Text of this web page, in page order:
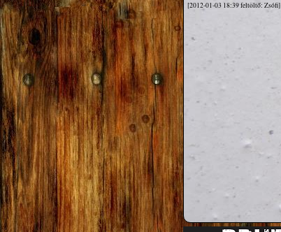
[2012-01-03 18:39 feltöltő: Zsófi]